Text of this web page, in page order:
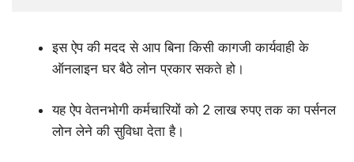
इस ऐप की मदद से आप बिना किसी कागजी कार्यवाही के
ऑनलाइन घर बैठे लोन प्रकार सकते हो।
यह ऐप वेतनभोगी कर्मचारियों को 2 लाख रुपए तक का पर्सनल
लोन लेने की सुविधा देता है।